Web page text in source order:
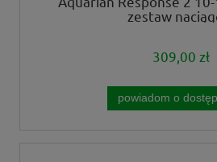
zestaw
309,00 zł
powiadom o